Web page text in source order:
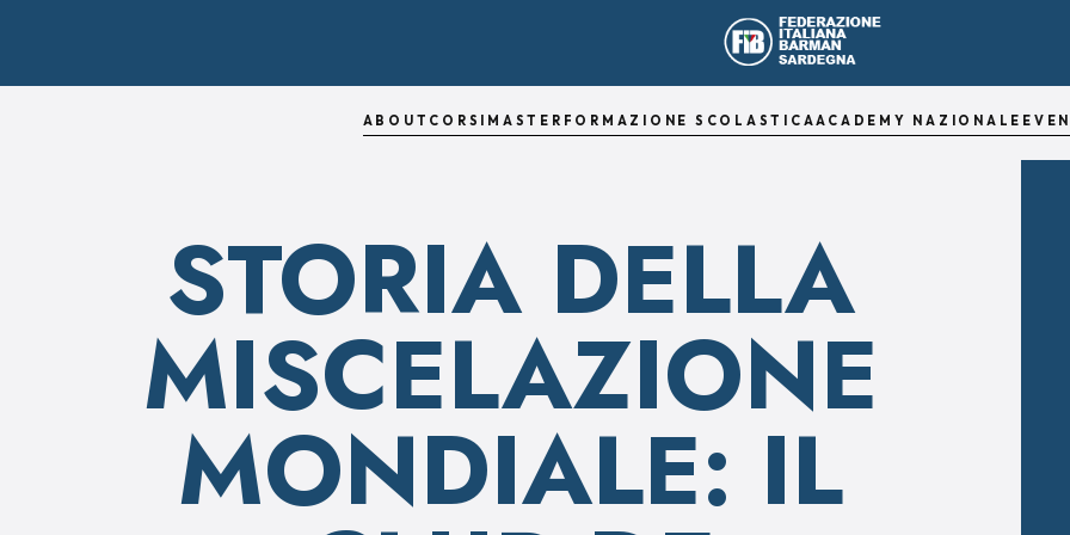
ABOUT CORSI MASTER FORMAZIONE SCOLASTICAACADEMY NAZIONALE
STORIA DELLA
MISCELAZIONE
MONDIALE: IL